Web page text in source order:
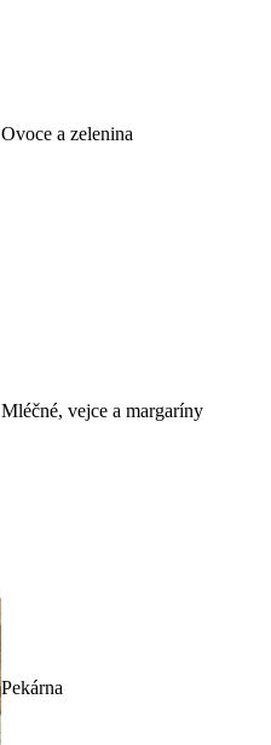
Ovoce a zelenina
Mléčné, vejce a margaríny
Pekárna